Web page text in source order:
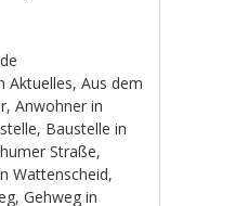
Aktuelles,Aus dem
,Anwohner in
, Baustelle in
Straße,
Wattenscheid,
,Gehweg in